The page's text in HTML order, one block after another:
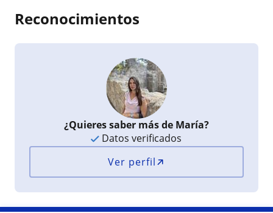
Reconocimientos
¿Quieres saber más de María?
Datos verificados
Ver perfil